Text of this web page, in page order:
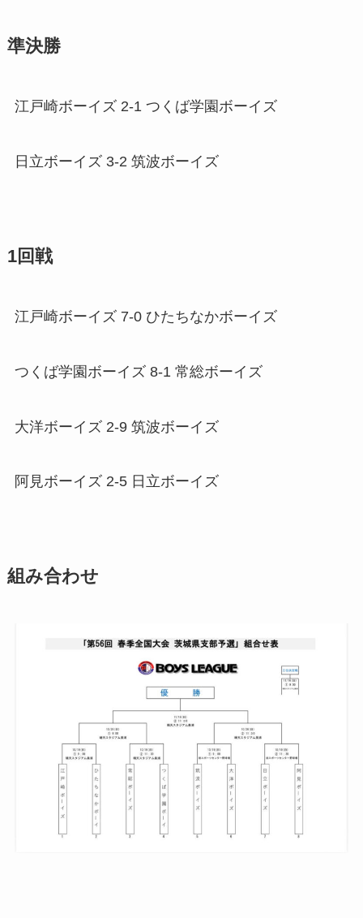
準決勝
江戸崎ボーイズ 2-1 つくば学園ボーイズ
日立ボーイズ 3-2 筑波ボーイズ
1回戦
江戸崎ボーイズ 7-0 ひたちなかボーイズ
つくば学園ボーイズ 8-1 常総ボーイズ
大洋ボーイズ 2-9 筑波ボーイズ
阿見ボーイズ 2-5 日立ボーイズ
組み合わせ